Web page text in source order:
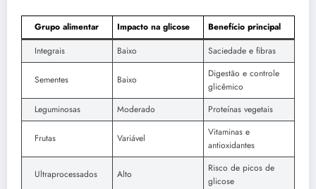
Grupo alimentar Impacto na glicose
Benefício principal
Integrais
Baixo Saciedade e fibras
Sementes Baixo
Digestão e controle
glicêmico
Leguminosas
Moderado Proteínas vegetais
Frutas Variável
Vitaminas e
antioxidantes
Ultraprocessados Alto
Risco de picos de
glicose